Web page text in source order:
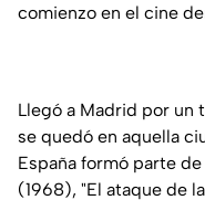
comienzo en el cine
Llegó a Madrid por un
se quedó en aquella
España formó parte
(1968), "El ataque de